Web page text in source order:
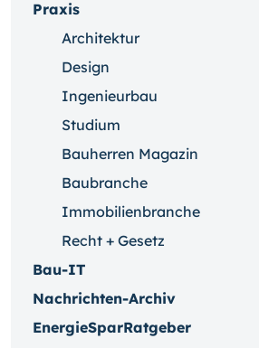
Praxis
Architektur
Design
Ingenieurbau
Studium
Bauherren Magazin
Baubranche
Immobilienbranche
Recht + Gesetz
Bau-IT
Nachrichten-Archiv
EnergieSparRatgeber